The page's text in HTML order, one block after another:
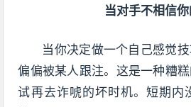
当对手不相信
当你决定做一个自己感觉技
偏偏被某人跟注。这是一种糟
试再去诈唬的坏时机。短期内